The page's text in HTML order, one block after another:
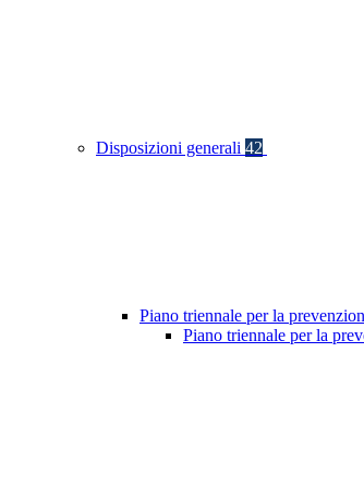
Disposizioni generali 42
Piano triennale per la
Piano triennale per la